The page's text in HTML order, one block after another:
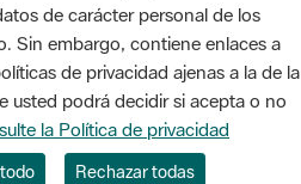
de carácter personal de los
Sin embargo, contiene enlaces a
de privacidad ajenas a la de la
usted podrá decidir si acepta o no
la Política de privacidad
Rechazar todas